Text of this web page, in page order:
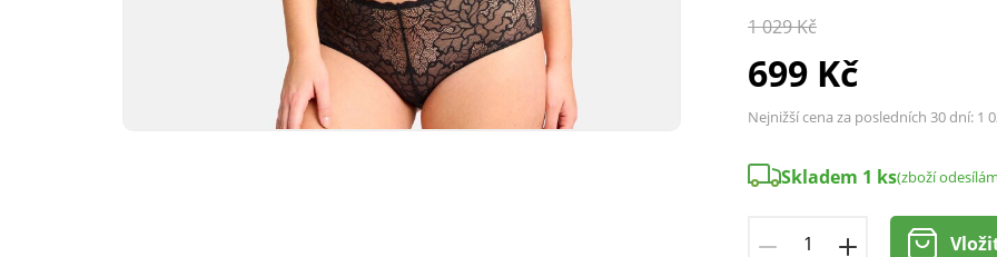
1 029 Kč
699 Kč
Nejnižší cena za posledních 30 dní: 1
Skladem 1 ks(zboží